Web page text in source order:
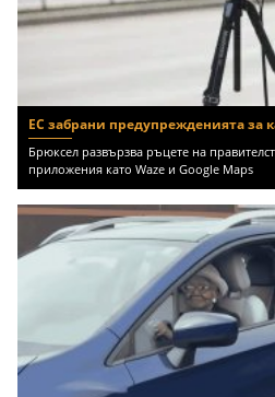
ЕС забрани предупрежденията за
Брюксел развързва ръцете на
приложения като Waze и Google Maps